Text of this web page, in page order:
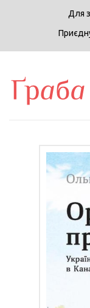
Для